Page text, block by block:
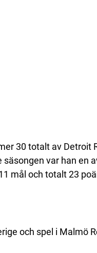
30 totalt av Detroit
var han en
mål och totalt 23
och spel i Malmö